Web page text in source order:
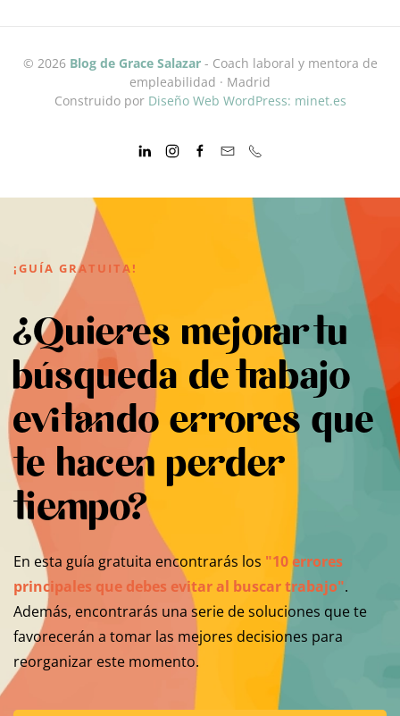
© 2026 Blog de Grace Salazar- Coach laboral y mentora de
empleabilidad · Madrid
Construido por Diseño Web WordPress: minet.es
¡GUÍA GRATUITA!
¿Quieres mejorar tu
búsqueda de trabajo
evitando errores que
te hacen perder
tiempo?
En esta guía gratuita encontrarás los "10 errores
principales que debes evitar al buscar trabajo".
Además, encontrarás una serie de soluciones que te
favorecerán a tomar las mejores decisiones para
reorganizar este momento.